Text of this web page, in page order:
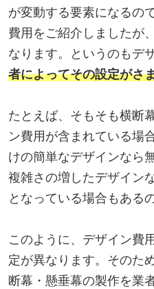
が変動する要素になるの
費用をご紹介しましたが
なります。というのもデ
者によってその設定がさ
たとえば、そもそも横断
ン費用が含まれている場
けの簡単なデザインなら
複雑さの増したデザイン
となっている場合もある
このように、デザイン費
定が異なります。そのた
断幕・懸垂幕の製作を業